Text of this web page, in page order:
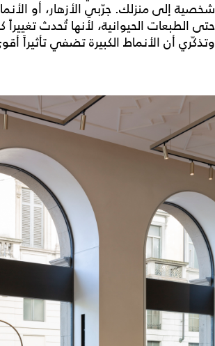
شخصية إلى منزلك. جرّبي الأزهار، أو
حتى الطبعات الحيوانية، لأنها تُحدث تغييراً
وتذكّري أن الأنماط الكبيرة تضفي تأثيراً